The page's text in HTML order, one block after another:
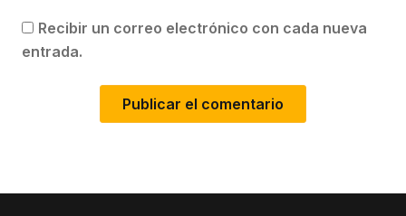
Recibir un correo electrónico con cada nueva
entrada.